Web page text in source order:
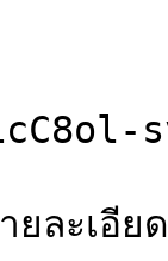
ยละเอี